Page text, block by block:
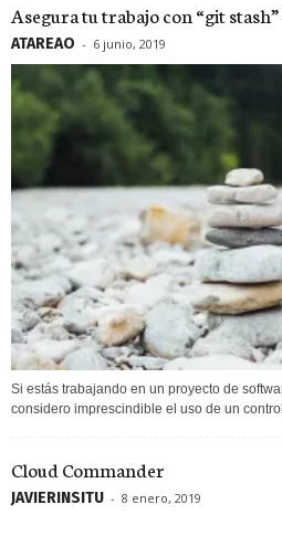
Asegura tu trabajo con “git stash”
ATAREAO - 6 junio, 2019
Si estás trabajando en un proyecto de
considero imprescindible el uso de un
Cloud Commander
JAVIERINSITU - 8 enero, 2019